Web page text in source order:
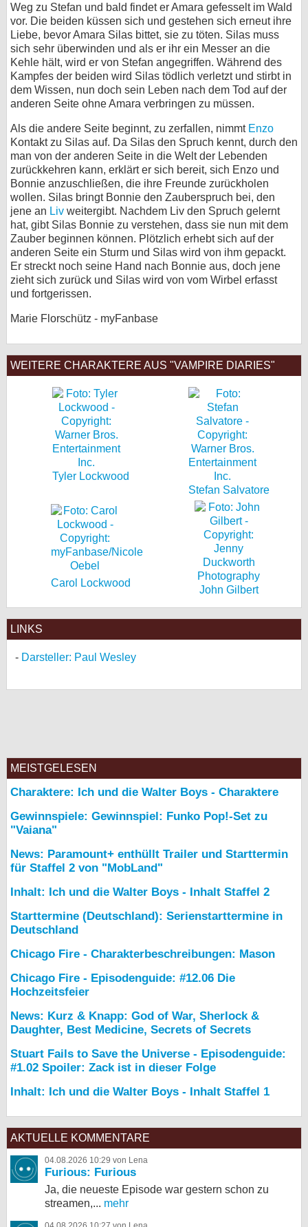
Weg zu Stefan und bald findet er Amara gefesselt im Wald
vor. Die beiden küssen sich und gestehen sich erneut ihre
Liebe, bevor Amara Silas bittet, sie zu töten. Silas muss
sich sehr überwinden und als er ihr ein Messer an die
Kehle hält, wird er von Stefan angegriffen. Während des
Kampfes der beiden wird Silas tödlich verletzt und stirbt in
dem Wissen, nun doch sein Leben nach dem Tod auf der
anderen Seite ohne Amara verbringen zu müssen.
Als die andere Seite beginnt, zu zerfallen, nimmt Enzo
Kontakt zu Silas auf. Da Silas den Spruch kennt, durch den
man von der anderen Seite in die Welt der Lebenden
zurückkehren kann, erklärt er sich bereit, sich Enzo und
Bonnie anzuschließen, die ihre Freunde zurückholen
wollen. Silas bringt Bonnie den Zauberspruch bei, den
jene an Liv weitergibt. Nachdem Liv den Spruch gelernt
hat, gibt Silas Bonnie zu verstehen, dass sie nun mit dem
Zauber beginnen können. Plötzlich erhebt sich auf der
anderen Seite ein Sturm und Silas wird von ihm gepackt.
Er streckt noch seine Hand nach Bonnie aus, doch jene
zieht sich zurück und Silas wird von vom Wirbel erfasst
und fortgerissen.
Marie Florschütz - myFanbase
WEITERE CHARAKTERE AUS "VAMPIRE DIARIES"
Tyler Lockwood
Stefan Salvatore
Carol Lockwood
John Gilbert
LINKS
Darsteller: Paul Wesley
MEISTGELESEN
Charaktere: Ich und die Walter Boys - Charaktere
Gewinnspiele: Gewinnspiel: Funko Pop!-Set zu
"Vaiana"
News: Paramount+ enthüllt Trailer und Starttermin
für Staffel 2 von "MobLand"
Inhalt: Ich und die Walter Boys - Inhalt Staffel 2
Starttermine (Deutschland): Serienstarttermine in
Deutschland
Chicago Fire - Charakterbeschreibungen: Mason
Chicago Fire - Episodenguide: #12.06 Die
Hochzeitsfeier
News: Kurz & Knapp: God of War, Sherlock &
Daughter, Best Medicine, Secrets of Secrets
Stuart Fails to Save the Universe - Episodenguide:
#1.02 Spoiler: Zack ist in dieser Folge
Inhalt: Ich und die Walter Boys - Inhalt Staffel 1
AKTUELLE KOMMENTARE
04.08.2026 10:29 von Lena
Furious: Furious
Ja, die neueste Episode war gestern schon zu
streamen,... mehr